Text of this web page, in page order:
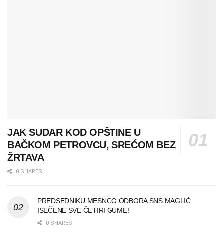
JAK SUDAR KOD OPŠTINE U
BAČKOM PETROVCU, SREĆOM BEZ
ŽRTAVA
0 SHARES
PREDSEDNIKU MESNOG ODBORA SNS MAGLIĆ
ISEČENE SVE ČETIRI GUME!
0 SHARES